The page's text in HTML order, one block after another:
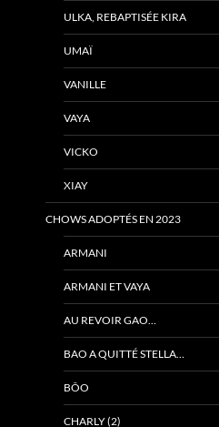
ULKA, REBAPTISÉE KIRA
UMAÏ
VANILLE
VAYA
VICKO
XIAY
CHOWS ADOPTÉS EN 2023
ARMANI
ARMANI ET VAYA
AU REVOIR GAO…
BAO A QUITTÉ STELLA…
BÔO
CHARLY (2)